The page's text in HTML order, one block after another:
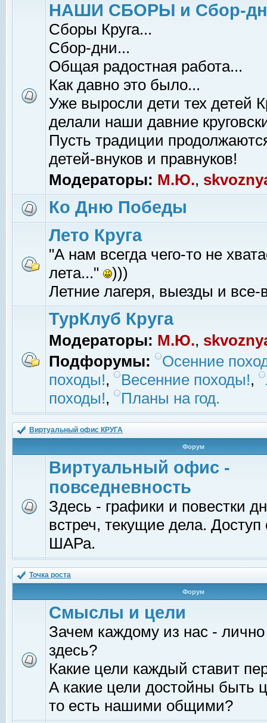
НАШИ СБОРЫ и Сбор-
Сборы Круга...
Сбор-дни...
Общая радостная работа...
Как давно это было...
Уже выросли дети тех детей
делали наши давние
Пусть традиции
детей-внуков и правнуков!
Модераторы: М.Ю.,
Ко Дню Победы
Лето Круга
"А нам всегда чего-то не
лета..."
)))
Летние лагеря, выезды и все-
ТурКлуб Круга
Модераторы: М.Ю.,
Подфорумы:
Осенние
походы!, Весенние походы!,
походы!, Планы на год.
Виртуальный офис КРУГА
Форум
Виртуальный офис -
повседневность
Здесь - графики и повестки
встреч, текущие дела.
ШАРа.
Точка роста
Форум
Смыслы и цели
Зачем каждому из нас -
здесь?
Какие цели каждый ставит
А какие цели достойны быть
то есть нашими общими?